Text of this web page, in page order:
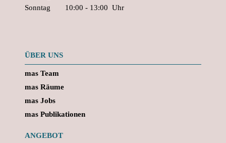
Sonntag
10:00 - 13:00 Uhr
ÜBER UNS
mas Team
mas Räume
mas Jobs
mas Publikationen
ANGEBOT